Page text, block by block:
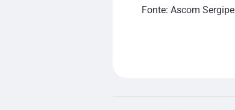
Fonte: Ascom Sergipe